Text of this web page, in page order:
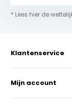
* Lees hier de
Klantenservice
Mijn account